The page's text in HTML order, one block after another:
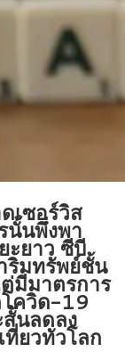
เซอร์วิส
นั้นพึ่งพา
ะยาว ซีบี
ริมทรัพย์ชั้น
มีมาตรการ
โควิด-19
นลดลง
ที่ยวทั่วโลก